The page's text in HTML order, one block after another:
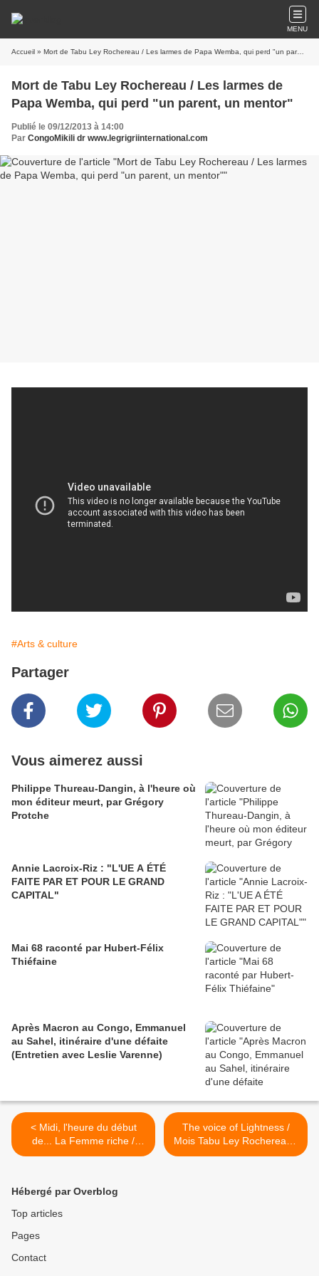
MENU
Accueil » Mort de Tabu Ley Rochereau / Les larmes de Papa Wemba, qui perd "un parent, un mentor"
Mort de Tabu Ley Rochereau / Les larmes de
Papa Wemba, qui perd "un parent, un mentor"
Publié le 09/12/2013 à 14:00
Par CongoMikili dr www.legrigriinternational.com
#Arts & culture
Partager
Vous aimerez aussi
Philippe Thureau-Dangin, à l'heure où
mon éditeur meurt, par Grégory
Protche
Annie Lacroix-Riz : "L'UE A ÉTÉ
FAITE PAR ET POUR LE GRAND
CAPITAL"
Mai 68 raconté par Hubert-Félix
Thiéfaine
Après Macron au Congo, Emmanuel
au Sahel, itinéraire d'une défaite
(Entretien avec Leslie Varenne)
< Midi, l'heure du début
de... La Femme riche /
Patrick Besson lu par
The voice of Lightness /
Mois Tabu Ley Rochereau -
Gipsy >
Hébergé par Overblog
Top articles
Pages
Contact